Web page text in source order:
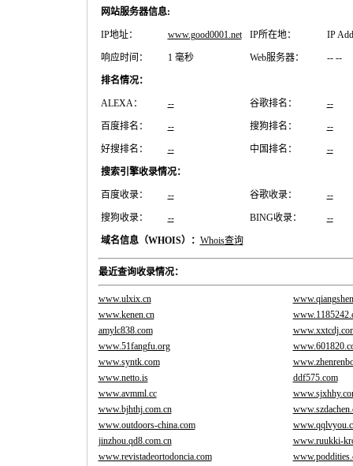
网站服务器信息:
IP地址： www.good0001.net IP所在地： IP
响应时间： 1 毫秒 Web服务器： -- --
排名情况：
ALEXA： -- 谷歌排名： --
百度排名： -- 搜狗排名： --
好搜排名： -- 中国排名： --
搜索引擎收录情况：
百度收录： -- 谷歌收录： --
搜狗收录： -- BING收录： --
域名信息（WHOIS）： Whois查询
最近查询收录情况：
www.ulxix.cn
www.kenen.cn
amylc838.com
www.51fangfu.org
www.syntk.com
www.netto.is
ddf575.com
www.avmml.cc
www.bjhthj.com.cn
www.outdoors-china.com
jinzhou.qd8.com.cn
www.ruukki-
www.revistadeortodoncia.com